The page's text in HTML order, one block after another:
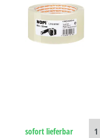
sofort lieferbar